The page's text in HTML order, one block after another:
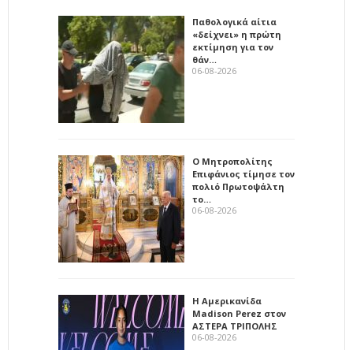
Παθολογικά αίτια
«δείχνει» η πρώτη
εκτίμηση για τον
θάν…
06-08-2026
Ο Μητροπολίτης
Επιφάνιος τίμησε τον
πολιό Πρωτοψάλτη
το…
06-08-2026
Η Αμερικανίδα
Madison Perez στον
ΑΣΤΕΡΑ ΤΡΙΠΟΛΗΣ
06-08-2026